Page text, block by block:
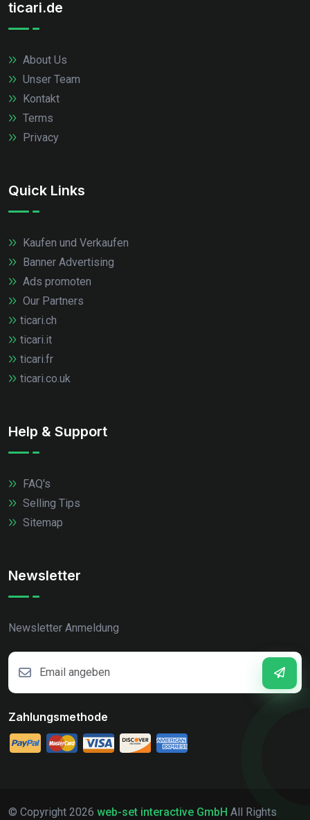
ticari.de
About Us
Unser Team
Kontakt
Terms
Privacy
Quick Links
Kaufen und Verkaufen
Banner Advertising
Ads promoten
Our Partners
ticari.ch
ticari.it
ticari.fr
ticari.co.uk
Help & Support
FAQ's
Selling Tips
Sitemap
Newsletter
Newsletter Anmeldung
Zahlungsmethode
© Copyright 2026 web-set interactive GmbH All Rights